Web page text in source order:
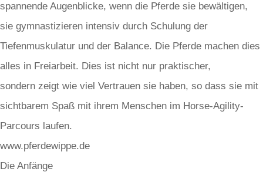
spannende Augenblicke, wenn die Pferde sie bewältigen,
sie gymnastizieren intensiv durch Schulung der
Tiefenmuskulatur und der Balance. Die Pferde machen dies
alles in Freiarbeit. Dies ist nicht nur praktischer,
sondern zeigt wie viel Vertrauen sie haben, so dass sie mit
sichtbarem Spaß mit ihrem Menschen im Horse-Agility-
Parcours laufen.
www.pferdewippe.de
Die Anfänge